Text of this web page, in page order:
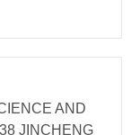
AND
JINCHENG